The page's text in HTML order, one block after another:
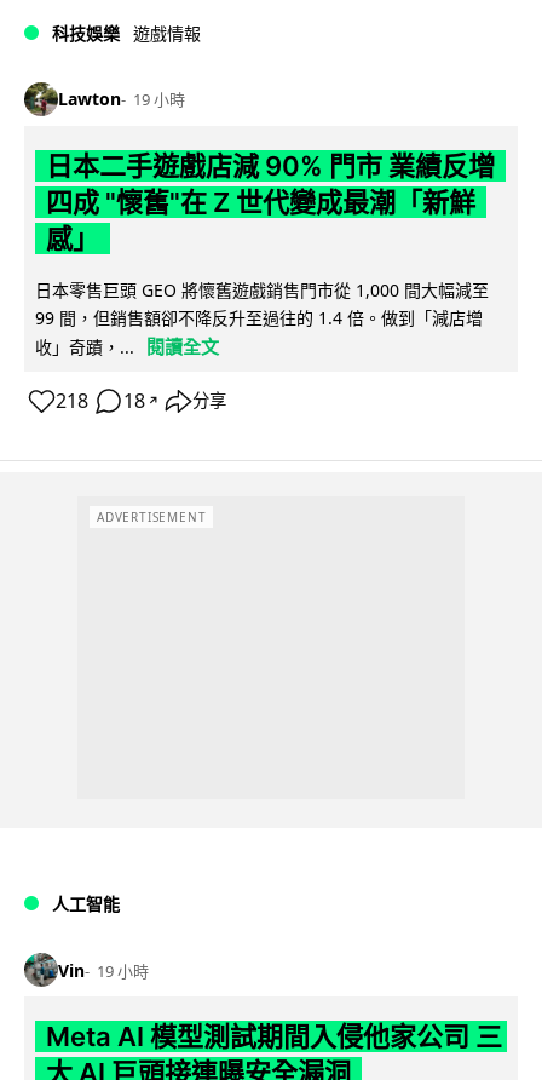
科技娛樂 遊戲情報
Lawton 19 小時
日本二手遊戲店減 90% 門市 業績反增
四成 "懷舊"在 Z 世代變成最潮「新鮮
感」
日本零售巨頭 GEO 將懷舊遊戲銷售門市從 1,000 間大幅減至
99 間，但銷售額卻不降反升至過往的 1.4 倍。做到「減店增
收」奇蹟，...
閱讀全文
218 18 ↗ 分享
ADVERTISEMENT
人工智能
Vin 19 小時
Meta AI 模型測試期間入侵他家公司 三
大 AI 巨頭接連曝安全漏洞